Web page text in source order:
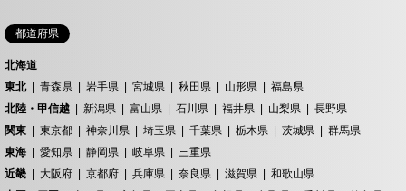
都道府県
北海道
東北
青森県 岩手県 宮城県 秋田県 山形県
福島県
北陸・甲信越
新潟県 富山県 石川県 福井県 山梨県
長野県
関東
東京都 神奈川県 埼玉県 千葉県 栃木県 茨城県
群馬県
東海
愛知県 静岡県 岐阜県
三重県
近畿
大阪府 京都府 兵庫県 奈良県 滋賀県
和歌山県